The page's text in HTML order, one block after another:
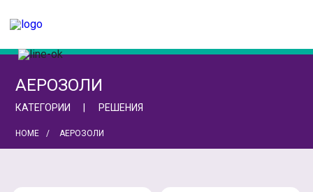
АЕРОЗОЛИ
КАТЕГОРИИ РЕШЕНИЯ
HOME АЕРОЗОЛИ